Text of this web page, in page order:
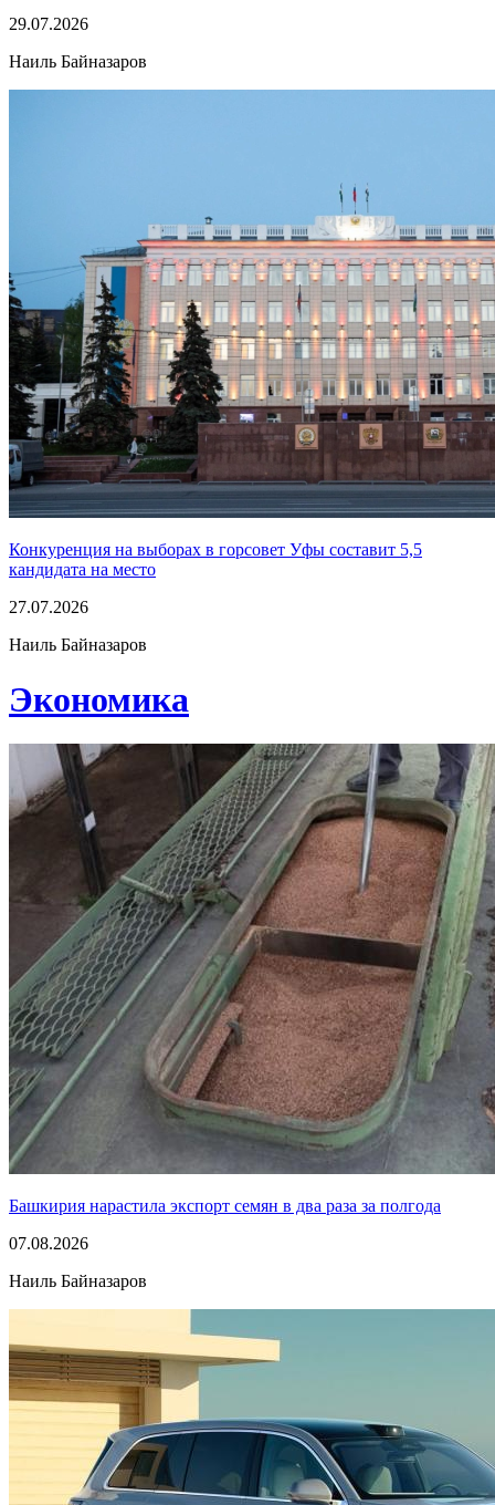
29.07.2026
Наиль Байназаров
Конкуренция на выборах в горсовет Уфы составит 5,5
кандидата на место
27.07.2026
Наиль Байназаров
Экономика
Башкирия нарастила экспорт семян в два раза за полгода
07.08.2026
Наиль Байназаров